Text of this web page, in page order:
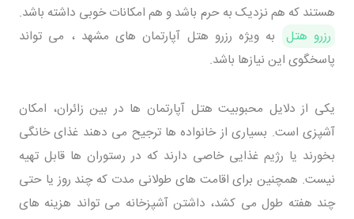
هستند که هم نزدیک به حرم باشد و هم امکانات خوبی داشته باشد.
رزرو هتل به ویژه رزرو هتل آپارتمان های مشهد ، می تواند
پاسخگوی این نیازها باشد.
یکی از دلایل محبوبیت هتل آپارتمان ها در بین زائران، امکان
آشپزی است. بسیاری از خانواده ها ترجیح می دهند غذای خانگی
بخورند یا رژیم غذایی خاصی دارند که در رستوران ها قابل تهیه
نیست. همچنین برای اقامت های طولانی مدت که چند روز یا حتی
چند هفته طول می کشد، داشتن آشپزخانه می تواند هزینه های